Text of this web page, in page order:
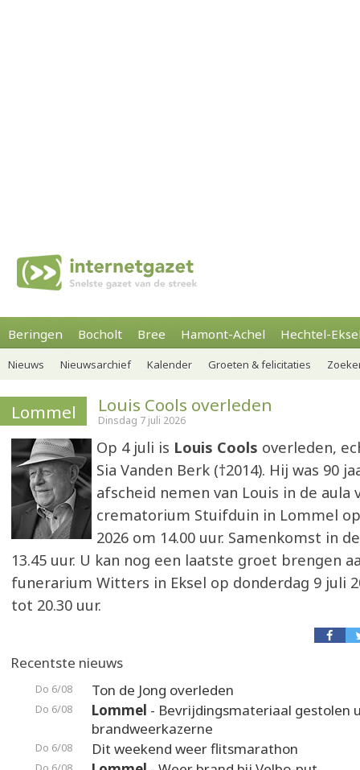
Beringen Bocholt Bree Hamont-Achel Hechtel-
Nieuws Nieuwsarchief Kalender Groeten & felicitaties
Lommel Louis Cools overleden
Dinsdag 7 juli 2026
Op 4 juli is Louis Cools overleden,
Sia Vanden Berk (†2014). Hij was 90
afscheid nemen van Louis in de aula
crematorium Stuifduin in Lommel
2026 om 14.00 uur. Samenkomst in
13.45 uur. U kan nog een laatste groet brengen
funerarium Witters in Eksel op donderdag 9 juli
tot 20.30 uur.
Recentste nieuws
Do 6/08 Ton de Jong overleden
Do 6/08 Lommel - Bevrijdingsmateriaal gestolen
brandweerkazerne
Do 6/08 Dit weekend weer flitsmarathon